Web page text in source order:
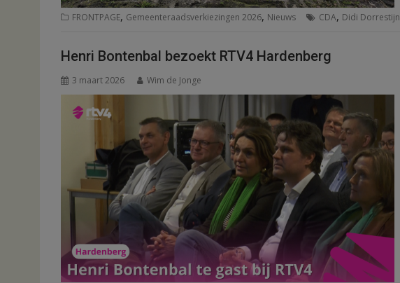
FRONTPAGE, Gemeenteraadsverkiezingen 2026, Nieuws CDA, Didi Dorrestijn
Henri Bontenbal bezoekt RTV4 Hardenberg
3 maart 2026 Wim de Jonge